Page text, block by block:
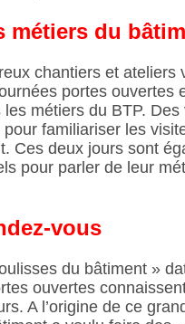
métiers du
chantiers et ateliers
portes ouvertes
métiers du BTP.
familiariser les
Ces deux jours sont
pour parler de leur
vous
du bâtiment »
ouvertes
A l’origine de ce